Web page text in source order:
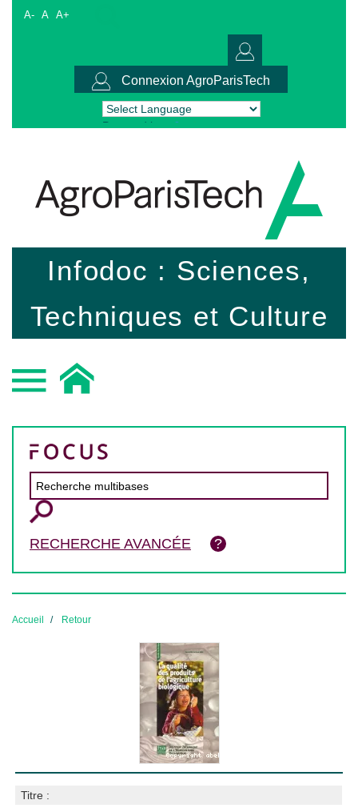
A- A A+
Connexion AgroParisTech
Powered by Translate
Infodoc : Sciences,
Techniques et Culture
RECHERCHE AVANCÉE
Accueil Retour
Titre :